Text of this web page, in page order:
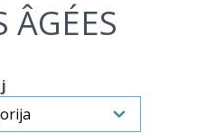
ÂGÉES